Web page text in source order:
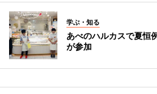
学ぶ・知る
あべのハルカスで夏
が参加